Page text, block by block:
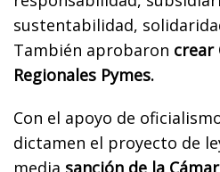
sustentabilidad,
También aprobaron crear
Regionales Pymes.
Con el apoyo de
dictamen el proyecto de
media sanción de la